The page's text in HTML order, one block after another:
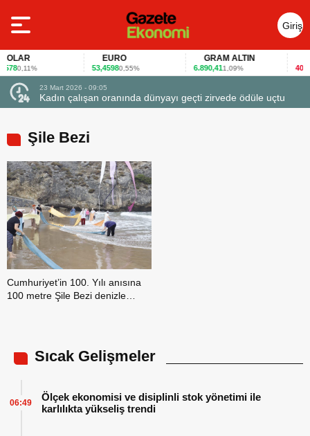
Giriş
Yap
0,11%
EURO
53,45980,55%
GRAM ALTIN
6.890,411,09% 40,65
23 Mart 2026 - 09:05
Kadın çalışan oranında dünyayı geçti zirvede ödüle uçtu
Şile Bezi
Cumhuriyet’in 100. Yılı anısına
100 metre Şile Bezi denizle
Sıcak Gelişmeler
Ölçek ekonomisi ve disiplinli stok yönetimi ile
karlılıkta yükseliş trendi
06:49